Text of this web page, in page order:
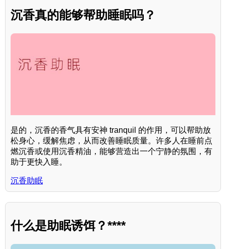
沉香真的能够帮助睡眠吗？
是的，沉香的香气具有安神 tranquil 的作用，可以帮助放
松身心，缓解焦虑，从而改善睡眠质量。许多人在睡前点
燃沉香或使用沉香精油，能够营造出一个宁静的氛围，有
助于更快入睡。
沉香助眠
什么是助眠诱饵？****